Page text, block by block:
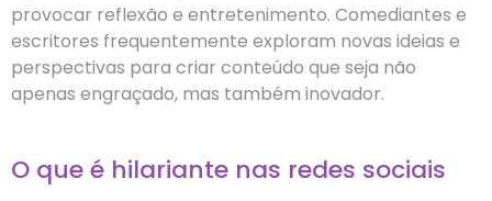
provocar reflexão e entretenimento. Comediantes e
escritores frequentemente exploram novas ideias e
perspectivas para criar conteúdo que seja não
apenas engraçado, mas também inovador.
O que é hilariante nas redes sociais